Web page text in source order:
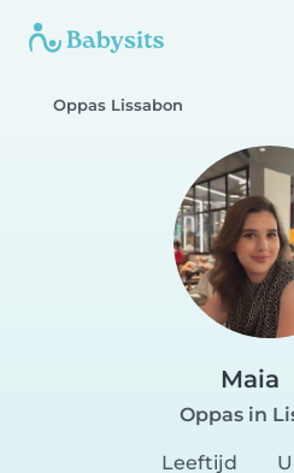
Oppas Lissabon
Maia
Oppas in
Leeftijd